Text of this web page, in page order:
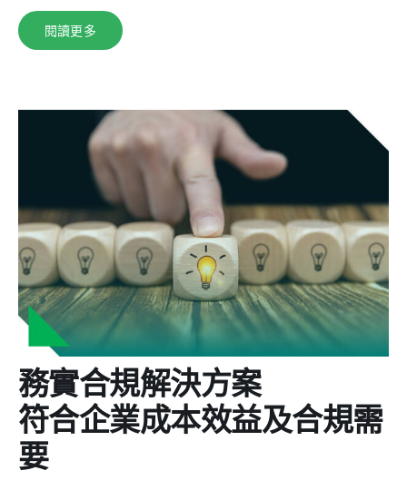
閱讀更多
務實合規解決方案
符合企業成本效益及合規需
要